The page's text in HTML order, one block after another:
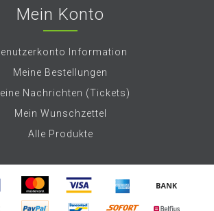
Mein Konto
Information
Meine Bestellungen
Nachrichten (Tickets)
Mein Wunschzettel
Alle Produkte